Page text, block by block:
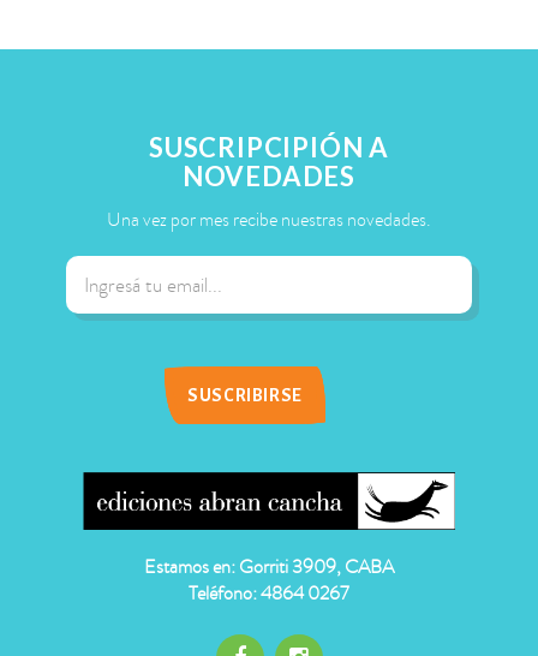
SUSCRIPCIPIÓN A
NOVEDADES
Una vez por mes recibe nuestras novedades.
Estamos en: Gorriti 3909, CABA
Teléfono: 4864 0267